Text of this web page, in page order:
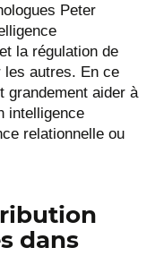
Peter
la régulation de
les autres. En ce
grandement aider à
intelligence
relationnelle ou
dans